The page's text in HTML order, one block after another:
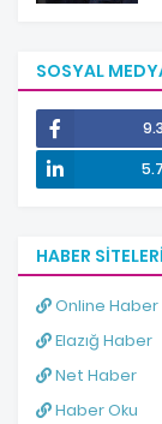
SOSYAL
HABER SITELERI
Online Haber
Elazığ Haber
Net Haber
Haber Oku